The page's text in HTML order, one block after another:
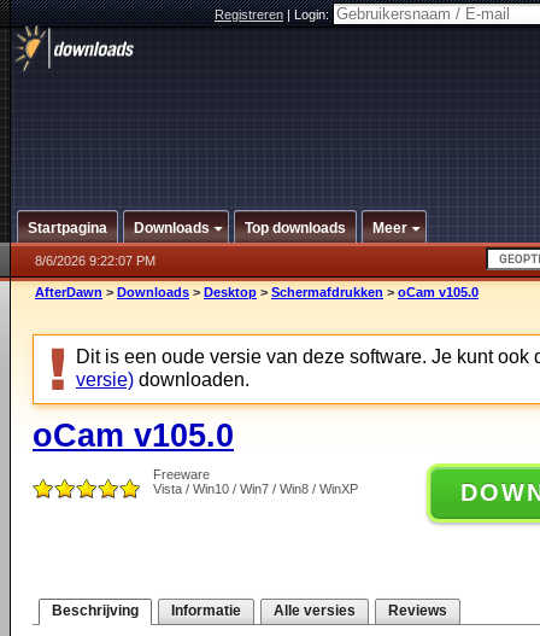
Registreren|Login:
Startpagina Downloads Top downloads Meer
8/6/2026 9:22:07 PM
AfterDawn > Downloads > Desktop > Schermafdrukken > oCam v105.0
Dit is een oude versie van deze software. Je kunt ook
versie) downloaden.
oCam v105.0
Freeware
Vista / Win10 / Win7 / Win8 / WinXP
Beschrijving Informatie Alle versies Reviews